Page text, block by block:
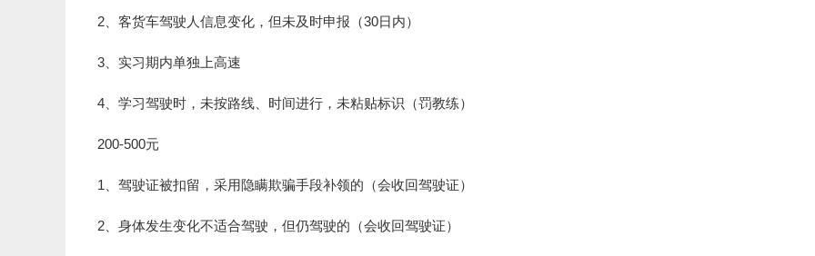
2、客货车驾驶人信息变化，但未及时申报（30日内）
3、实习期内单独上高速
4、学习驾驶时，未按路线、时间进行，未粘贴标识（罚教练）
200-500元
1、驾驶证被扣留，采用隐瞒欺骗手段补领的（会收回驾驶证）
2、身体发生变化不适合驾驶，但仍驾驶的（会收回驾驶证）